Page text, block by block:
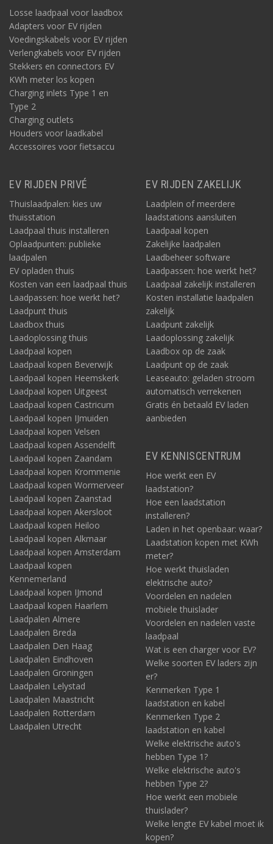
Losse laadpaal voor laadbox
Adapters voor EV rijden
Voedingskabels voor EV rijden
Verlengkabels voor EV rijden
Stekkers en connectors EV
KWh meter los kopen
Charging inlets Type 1 en
Type 2
Charging outlets
Houders voor laadkabel
Accessoires voor fietsaccu
EV RIJDEN PRIVÉ
Thuislaadpalen: kies uw
thuisstation
Laadpaal thuis installeren
Oplaadpunten: publieke
laadpalen
EV opladen thuis
Kosten van een laadpaal thuis
Laadpassen: hoe werkt het?
Laadpunt thuis
Laadbox thuis
Laadoplossing thuis
Laadpaal kopen
Laadpaal kopen Beverwijk
Laadpaal kopen Heemskerk
Laadpaal kopen Uitgeest
Laadpaal kopen Castricum
Laadpaal kopen IJmuiden
Laadpaal kopen Velsen
Laadpaal kopen Assendelft
Laadpaal kopen Zaandam
Laadpaal kopen Krommenie
Laadpaal kopen Wormerveer
Laadpaal kopen Zaanstad
Laadpaal kopen Akersloot
Laadpaal kopen Heiloo
Laadpaal kopen Alkmaar
Laadpaal kopen Amsterdam
Laadpaal kopen
Kennemerland
Laadpaal kopen IJmond
Laadpaal kopen Haarlem
Laadpalen Almere
Laadpalen Breda
Laadpalen Den Haag
Laadpalen Eindhoven
Laadpalen Groningen
Laadpalen Lelystad
Laadpalen Maastricht
Laadpalen Rotterdam
Laadpalen Utrecht
EV RIJDEN ZAKELIJK
Laadplein of meerdere
laadstations aansluiten
Laadpaal kopen
Zakelijke laadpalen
Laadbeheer software
Laadpassen: hoe werkt het?
Laadpaal zakelijk installeren
Kosten installatie laadpalen
zakelijk
Laadpunt zakelijk
Laadoplossing zakelijk
Laadbox op de zaak
Laadpunt op de zaak
Leaseauto: geladen stroom
automatisch verrekenen
Gratis én betaald EV laden
aanbieden
EV KENNISCENTRUM
Hoe werkt een EV
laadstation?
Hoe een laadstation
installeren?
Laden in het openbaar: waar?
Laadstation kopen met KWh
meter?
Hoe werkt thuisladen
elektrische auto?
Voordelen en nadelen
mobiele thuislader
Voordelen en nadelen vaste
laadpaal
Wat is een charger voor EV?
Welke soorten EV laders zijn
er?
Kenmerken Type 1
laadstation en kabel
Kenmerken Type 2
laadstation en kabel
Welke elektrische auto's
hebben Type 1?
Welke elektrische auto's
hebben Type 2?
Hoe werkt een mobiele
thuislader?
Welke lengte EV kabel moet ik
kopen?